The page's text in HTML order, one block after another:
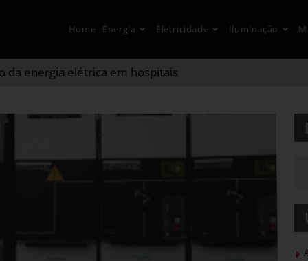
Home Energia Eletricidade Iluminação
da energia elétrica em hospitais